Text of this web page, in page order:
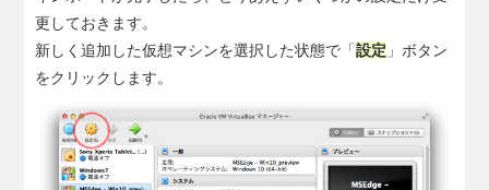
更しておきます。
新しく追加した仮想マシンを選択した状態で「設定 」ボタン
をクリックします。